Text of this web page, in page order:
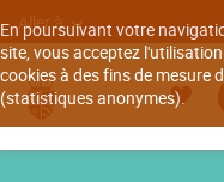
En poursuivant votre
site, vous acceptez
cookies à des fins de mesure
(statistiques anonymes).
Aller à